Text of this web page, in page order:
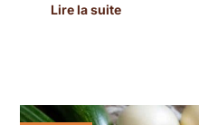
Lire la suite